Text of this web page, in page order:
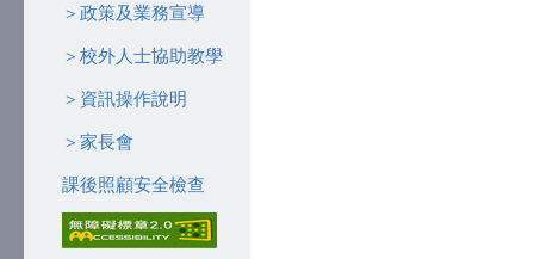
＞政策及業務宣導
＞校外人士協助教學
＞資訊操作說明
＞家長會
課後照顧安全檢查